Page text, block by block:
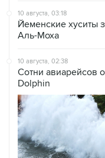
10 августа, 03:18
Йеменские хуситы
Аль-Моха
10 августа, 02:38
Сотни авиарейсов
Dolphin